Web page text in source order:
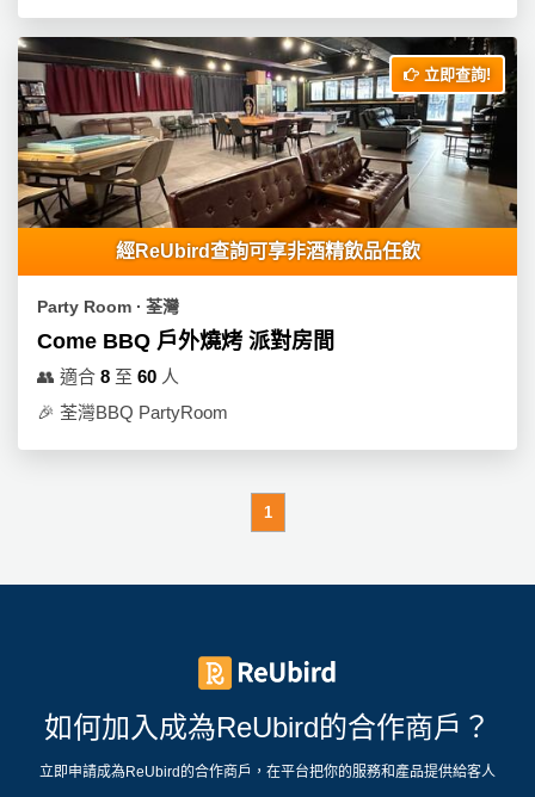
立即查詢!
經ReUbird查詢可享非酒精飲品任飲
Party Room ∙ 荃灣
Come BBQ 戶外燒烤 派對房間
👥 適合 8 至 60 人
🎉 荃灣BBQ PartyRoom
1
如何加入成為ReUbird的合作商戶？
立即申請成為ReUbird的合作商戶，在平台把你的服務和產品提供給客人